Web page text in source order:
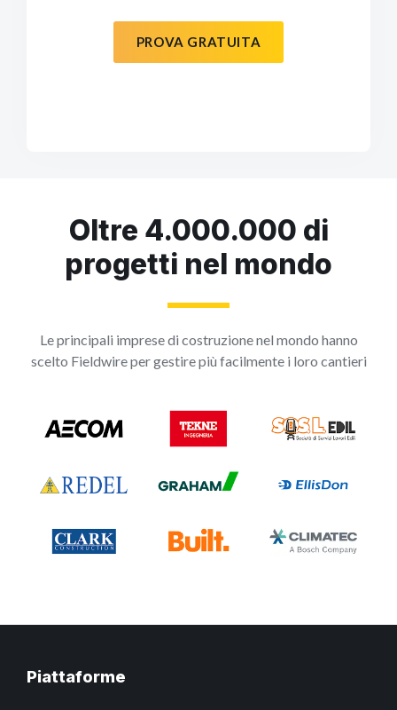
PROVA GRATUITA
Oltre 4.000.000 di
progetti nel mondo
Le principali imprese di costruzione nel mondo hanno
scelto Fieldwire per gestire più facilmente i loro cantieri
Piattaforme